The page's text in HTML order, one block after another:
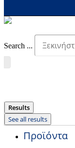
Search ...
Results
See all results
Προϊόντα